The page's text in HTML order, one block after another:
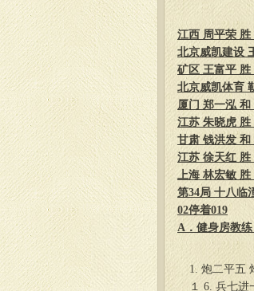
江西 周平荣 胜
北京威凯建设
矿区 王富平 胜
北京威凯体育
厦门 郑一泓
江苏 朱晓虎 胜
甘肃 钱洪发 和
江苏 徐天红
上海 林宏敏 胜
第34局 十八临
02停着019
A．健身房教
1. 炮二平五
１ 6. 兵七